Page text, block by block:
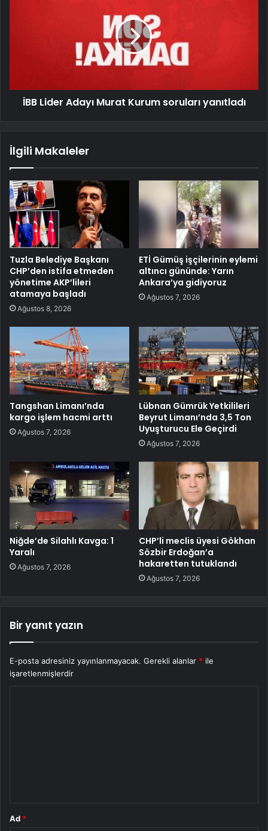
İBB Lider Adayı Murat Kurum soruları yanıtladı
İlgili Makaleler
Tuzla Belediye Başkanı
CHP’den istifa etmeden
yönetime AKP’lileri
atamaya başladı
Ağustos 8, 2026
ETİ Gümüş işçilerinin eylemi
altıncı gününde: Yarın
Ankara’ya gidiyoruz
Ağustos 7, 2026
Tangshan Limanı’nda
kargo işlem hacmi arttı
Ağustos 7, 2026
Lübnan Gümrük Yetkilileri
Beyrut Limanı’nda 3,5 Ton
Uyuşturucu Ele Geçirdi
Ağustos 7, 2026
Niğde’de Silahlı Kavga: 1
Yaralı
Ağustos 7, 2026
CHP’li meclis üyesi Gökhan
Sözbir Erdoğan’a
hakaretten tutuklandı
Ağustos 7, 2026
Bir yanıt yazın
E-posta adresiniz yayınlanmayacak. Gerekli alanlar * ile
işaretlenmişlerdir
Ad *